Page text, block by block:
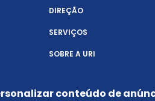
DIREÇÃO
SERVIÇOS
SOBRE A URI
conteúdo de